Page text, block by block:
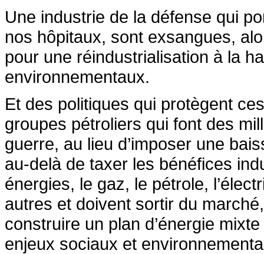
Une industrie de la défense qui
nos hôpitaux, sont exsangues,
pour une réindustrialisation à la
environnementaux.
Et des politiques qui protègent
groupes pétroliers qui font des
guerre, au lieu d’imposer une
au-delà de taxer les bénéfices
énergies, le gaz, le pétrole,
autres et doivent sortir du
construire un plan d’énergie
enjeux sociaux et